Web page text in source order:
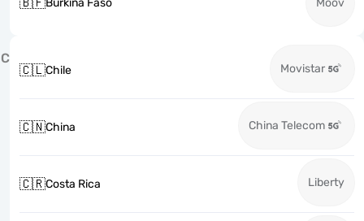
Burkina Faso Moov
C
🇨🇱Chile Movistar
🇨🇳China China Telecom
🇨🇷Costa Rica Liberty